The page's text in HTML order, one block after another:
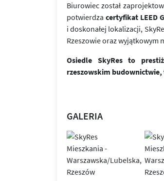
Biurowiec został
potwierdza certyfikat LEED
i doskonałej lokalizacji,
Rzeszowie oraz wyjątkowym
Osiedle SkyRes to
rzeszowskim budownictwie,
GALERIA